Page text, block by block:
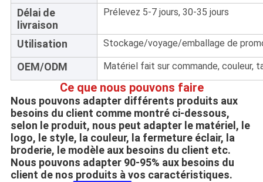
Délai de
livraison
Prélevez 5-7 jours, 30-35 jours
Utilisation Stockage/voyage/emballage de
OEM/ODM Matériel fait sur commande, couleur,
Ce que nous pouvons faire
Nous pouvons adapter différents produits aux
besoins du client comme montré ci-dessous,
selon le produit, nous peut adapter le matériel, le
logo, le style, la couleur, la fermeture éclair, la
broderie, le modèle aux besoins du client etc.
Nous pouvons adapter 90-95% aux besoins du
client de nos produits à vos caractéristiques.